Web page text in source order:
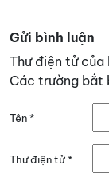
Gửi bình luận
Thư điện tử của
Các trường bắt
Tên*
Thư điện tử*